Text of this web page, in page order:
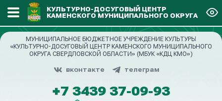
КУЛЬТУРНО-ДОСУГОВЫЙ ЦЕНТР
КАМЕНСКОГО МУНИЦИПАЛЬНОГО ОКРУГА
МУНИЦИПАЛЬНОЕ БЮДЖЕТНОЕ УЧРЕЖДЕНИЕ КУЛЬТУРЫ
«КУЛЬТУРНО-ДОСУГОВЫЙ ЦЕНТР КАМЕНСКОГО МУНИЦИПАЛЬНОГО
ОКРУГА СВЕРДЛОВСКОЙ ОБЛАСТИ» (МБУК «КДЦ КМО»)
вконтакте телеграм
+7 3439 37-09-93